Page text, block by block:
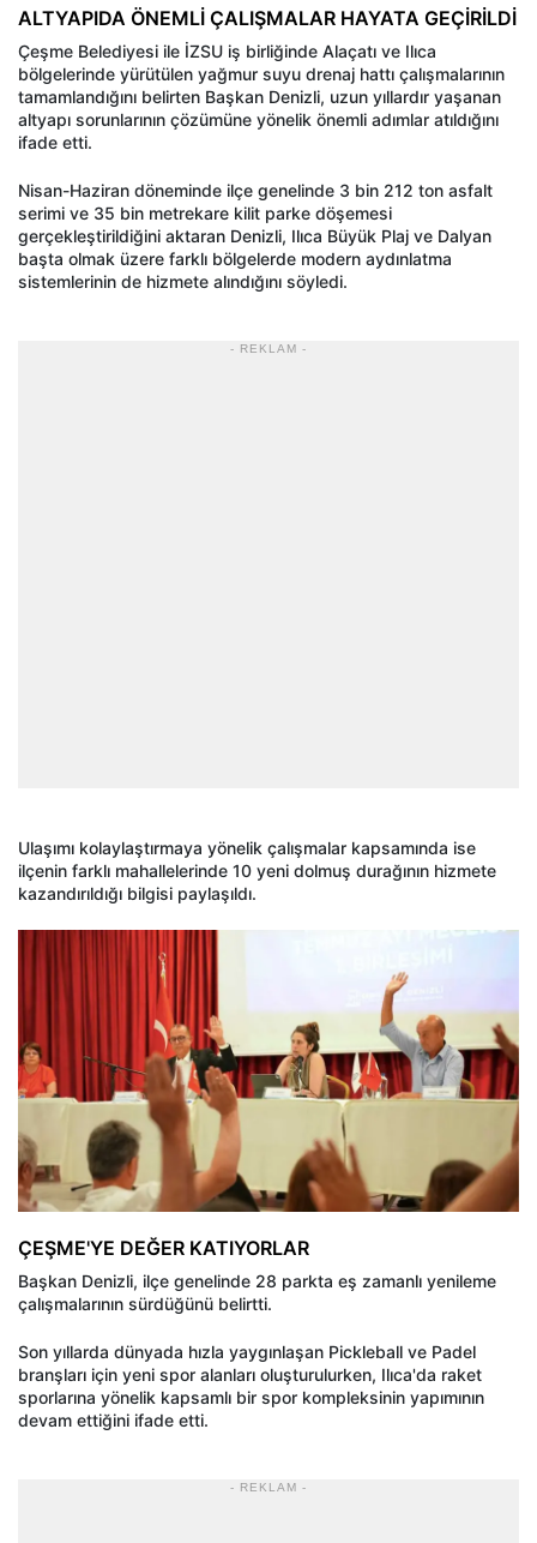
ALTYAPIDA ÖNEMLİ ÇALIŞMALAR HAYATA GEÇİRİLDİ
Çeşme Belediyesi ile İZSU iş birliğinde Alaçatı ve Ilıca
bölgelerinde yürütülen yağmur suyu drenaj hattı çalışmalarının
tamamlandığını belirten Başkan Denizli, uzun yıllardır yaşanan
altyapı sorunlarının çözümüne yönelik önemli adımlar atıldığını
ifade etti.
Nisan-Haziran döneminde ilçe genelinde 3 bin 212 ton asfalt
serimi ve 35 bin metrekare kilit parke döşemesi
gerçekleştirildiğini aktaran Denizli, Ilıca Büyük Plaj ve Dalyan
başta olmak üzere farklı bölgelerde modern aydınlatma
sistemlerinin de hizmete alındığını söyledi.
- REKLAM -
Ulaşımı kolaylaştırmaya yönelik çalışmalar kapsamında ise
ilçenin farklı mahallelerinde 10 yeni dolmuş durağının hizmete
kazandırıldığı bilgisi paylaşıldı.
ÇEŞME'YE DEĞER KATIYORLAR
Başkan Denizli, ilçe genelinde 28 parkta eş zamanlı yenileme
çalışmalarının sürdüğünü belirtti.
Son yıllarda dünyada hızla yaygınlaşan Pickleball ve Padel
branşları için yeni spor alanları oluşturulurken, Ilıca'da raket
sporlarına yönelik kapsamlı bir spor kompleksinin yapımının
devam ettiğini ifade etti.
- REKLAM -